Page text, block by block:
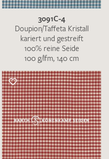
3091C-4
Doupion/Taffeta Kristall
kariert und gestreift
100% reine Seide
100 g/lfm, 140 cm